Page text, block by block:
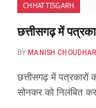
CHHATTISGARH
छत्तीसगढ़ में
BY MANISH
छत्तीसगढ़ में पत्रकारों
सोनकर को निलंबित